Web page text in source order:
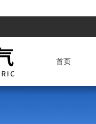
首页